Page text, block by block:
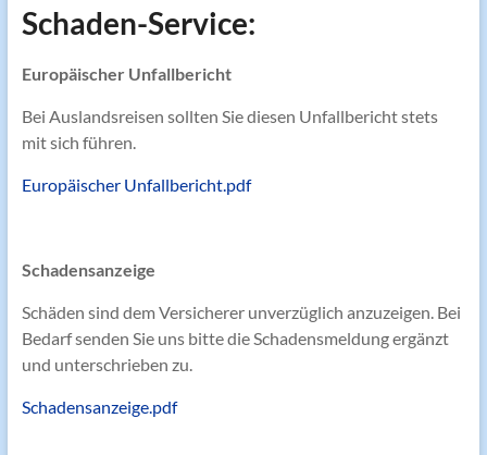
Schaden-Service:
Europäischer Unfallbericht
Bei Auslandsreisen sollten Sie diesen Unfallbericht stets
mit sich führen.
Europäischer Unfallbericht.pdf
Schadensanzeige
Schäden sind dem Versicherer unverzüglich anzuzeigen. Bei
Bedarf senden Sie uns bitte die Schadensmeldung ergänzt
und unterschrieben zu.
Schadensanzeige.pdf